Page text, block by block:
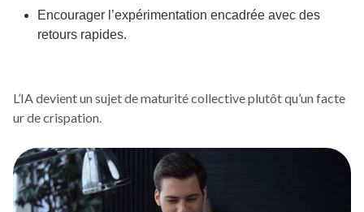
Encourager l’expérimentation encadrée avec des
retours rapides.
L’IA devient un sujet de maturité collective plutôt qu’un facte
ur de crispation.